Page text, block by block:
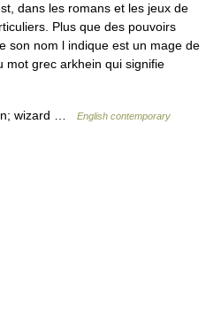
dans les romans et les jeux de
Plus que des pouvoirs
son nom l indique est un mage de
mot grec arkhein qui signifie
wizard …
English contemporary